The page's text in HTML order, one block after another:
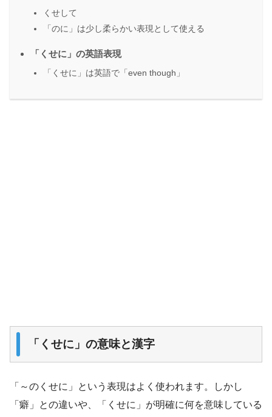
くせして
「のに」は少し柔らかい表現として使える
「くせに」の英語表現
「くせに」は英語で「even though」
「くせに」の意味と漢字
「～のくせに」という表現はよく使われます。しかし
「癖」との違いや、「くせに」が明確に何を意味している